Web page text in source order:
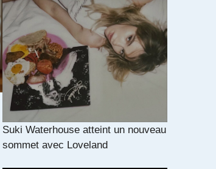
Suki Waterhouse atteint un nouveau
sommet avec Loveland